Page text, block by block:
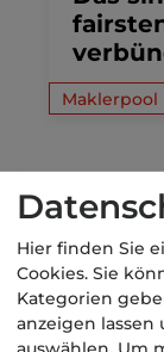
Maklerpool
n-tv
SPD
Hier finden Sie
Cookies. Sie
Kategorien
anzeigen lassen